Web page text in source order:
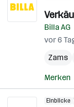
Billa AG
vor 6
Zams
Merken
Einblicke